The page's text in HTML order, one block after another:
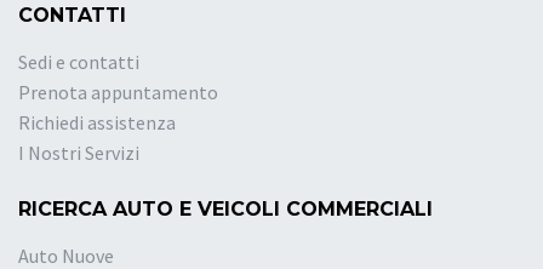
CONTATTI
Sedi e contatti
Prenota appuntamento
Richiedi assistenza
I Nostri Servizi
RICERCA AUTO E VEICOLI COMMERCIALI
Auto Nuove